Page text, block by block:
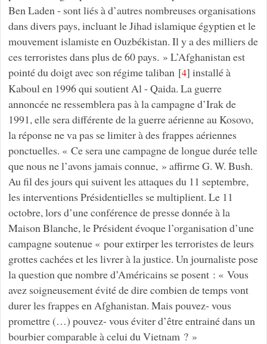
Ben Laden - sont liés à d’autres nombreuses organisations
dans divers pays, incluant le Jihad islamique égyptien et le
mouvement islamiste en Ouzbékistan. Il y a des milliers de
ces terroristes dans plus de 60 pays. » L’Afghanistan est
pointé du doigt avec son régime taliban [4] installé à
Kaboul en 1996 qui soutient Al - Qaida. La guerre
annoncée ne ressemblera pas à la campagne d’Irak de
1991, elle sera différente de la guerre aérienne au Kosovo,
la réponse ne va pas se limiter à des frappes aériennes
ponctuelles. « Ce sera une campagne de longue durée telle
que nous ne l’avons jamais connue, » affirme G. W. Bush.
Au fil des jours qui suivent les attaques du 11 septembre,
les interventions Présidentielles se multiplient. Le 11
octobre, lors d’une conférence de presse donnée à la
Maison Blanche, le Président évoque l’organisation d’une
campagne soutenue « pour extirper les terroristes de leurs
grottes cachées et les livrer à la justice. Un journaliste pose
la question que nombre d’Américains se posent : « Vous
avez soigneusement évité de dire combien de temps vont
durer les frappes en Afghanistan. Mais pouvez- vous
promettre (…) pouvez- vous éviter d’être entrainé dans un
bourbier comparable à celui du Vietnam ? »